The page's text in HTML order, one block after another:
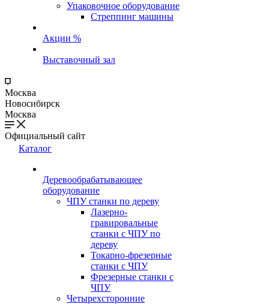
Упаковочное оборудование
Стреппинг машины
Акции %
Выставочный зал
Москва
Новосибирск
Москва
Официальный сайт
Каталог
Деревообрабатывающее
оборудование
ЧПУ станки по дереву
Лазерно-
гравировальные
станки с ЧПУ по
дереву
Токарно-фрезерные
станки с ЧПУ
Фрезерные станки с
ЧПУ
Четырехсторонние